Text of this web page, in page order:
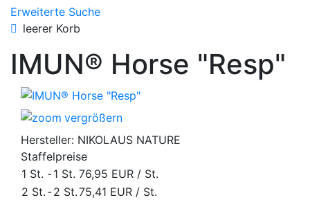
Erweiterte Suche
leerer Korb
IMUN® Horse "Resp"
vergrößern
Hersteller: NIKOLAUS NATURE
Staffelpreise
1 St. -1 St. 76,95 EUR / St.
2 St. -2 St.75,41 EUR / St.